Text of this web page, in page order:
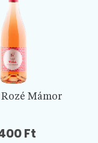
Mámor
Ft